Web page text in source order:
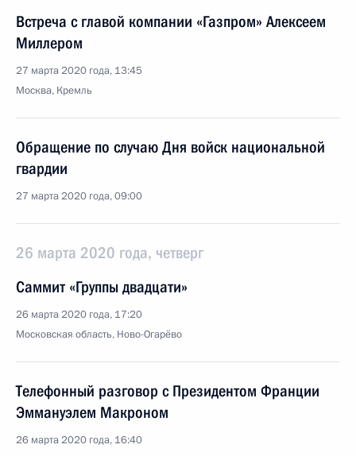
Встреча с главой компании «Газпром» Алексеем
Миллером
27 марта 2020 года, 13:45
Москва, Кремль
Обращение по случаю Дня войск национальной
гвардии
27 марта 2020 года, 09:00
26 марта 2020 года, четверг
Саммит «Группы двадцати»
26 марта 2020 года, 17:20
Московская область, Ново-Огарёво
Телефонный разговор с Президентом Франции
Эммануэлем Макроном
26 марта 2020 года, 16:40